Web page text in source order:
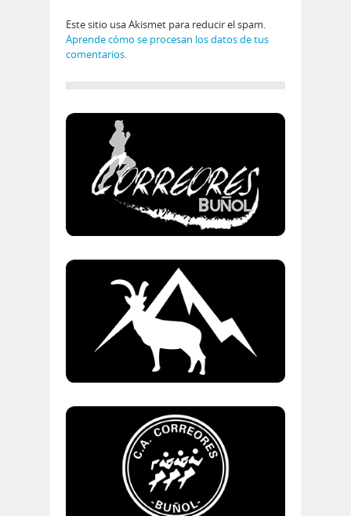
Este sitio usa Akismet para reducir el spam.
Aprende cómo se procesan los datos de tus
comentarios.